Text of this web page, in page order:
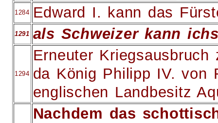
1284 Edward I. kann das
1291 als Schweizer kann
1294
Erneuter
da König Philipp IV. von
englischen Landbesitz
Nachdem das